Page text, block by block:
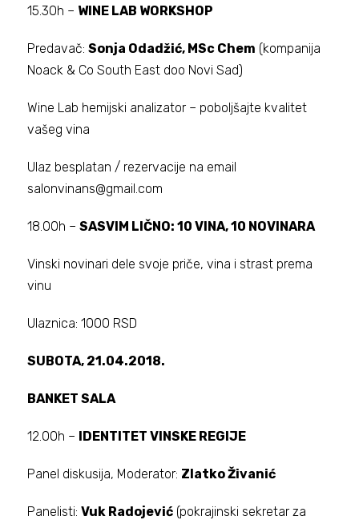
15.30h – WINE LAB WORKSHOP
Predavač:Sonja Odadžić, MSc Chem (kompanija
Noack & Co South East doo Novi Sad)
Wine Lab hemijski analizator – poboljšajte kvalitet
vašeg vina
Ulaz besplatan / rezervacije na email
salonvinans@gmail.com
18.00h –SASVIM LIČNO: 10 VINA, 10 NOVINARA
Vinski novinari dele svoje priče, vina i strast prema
vinu
Ulaznica: 1000 RSD
SUBOTA, 21.04.2018.
BANKET SALA
12.00h – IDENTITET VINSKE REGIJE
Panel diskusija, Moderator: Zlatko Živanić
Panelisti:Vuk Radojević (pokrajinski sekretar za